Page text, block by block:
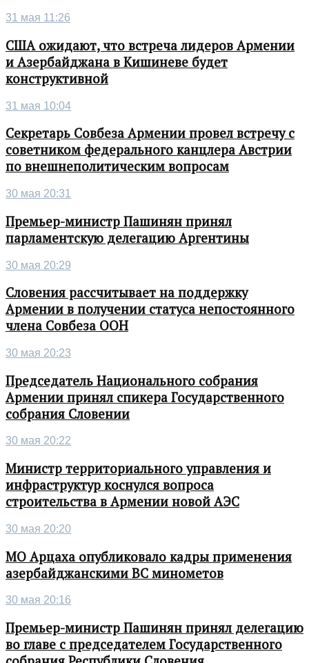
31 мая 11:26
США ожидают, что встреча лидеров Армении
и Азербайджана в Кишиневе будет
конструктивной
31 мая 10:04
Секретарь Совбеза Армении провел встречу с
советником федерального канцлера Австрии
по внешнеполитическим вопросам
30 мая 20:31
Премьер-министр Пашинян принял
парламентскую делегацию Аргентины
30 мая 20:29
Словения рассчитывает на поддержку
Армении в получении статуса непостоянного
члена Совбеза ООН
30 мая 20:23
Председатель Национального собрания
Армении принял спикера Государственного
собрания Словении
30 мая 20:22
Министр территориального управления и
инфраструктур коснулся вопроса
строительства в Армении новой АЭС
30 мая 20:20
МО Арцаха опубликовало кадры применения
азербайджанскими ВС минометов
30 мая 20:16
Премьер-министр Пашинян принял делегацию
во главе с председателем Государственного